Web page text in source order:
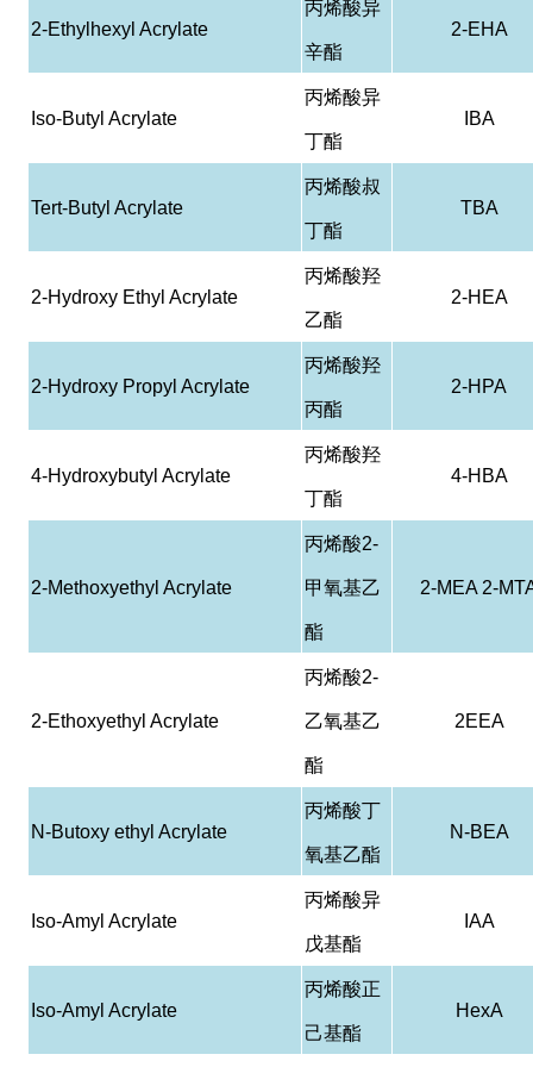
2-Ethylhexyl Acrylate
丙烯酸异
辛酯
2-EHA
Iso-Butyl Acrylate
丙烯酸异
丁酯
IBA
Tert-Butyl Acrylate
丙烯酸叔
丁酯
TBA
2-Hydroxy Ethyl Acrylate
丙烯酸羟
乙酯
2-HEA
2-Hydroxy Propyl Acrylate
丙烯酸羟
丙酯
2-HPA
4-Hydroxybutyl Acrylate
丙烯酸羟
丁酯
4-HBA
2-Methoxyethyl Acrylate
丙烯酸2-
甲氧基乙
酯
2-MEA 2-
2-Ethoxyethyl Acrylate
丙烯酸2-
乙氧基乙
酯
2EEA
N-Butoxy ethyl Acrylate
丙烯酸丁
氧基乙酯
N-BEA
Iso-Amyl Acrylate
丙烯酸异
戊基酯
IAA
Iso-Amyl Acrylate
丙烯酸正
己基酯
HexA